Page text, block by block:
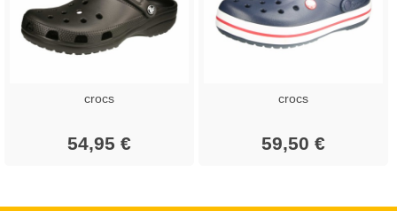
crocs
54,95 €
crocs
59,50 €